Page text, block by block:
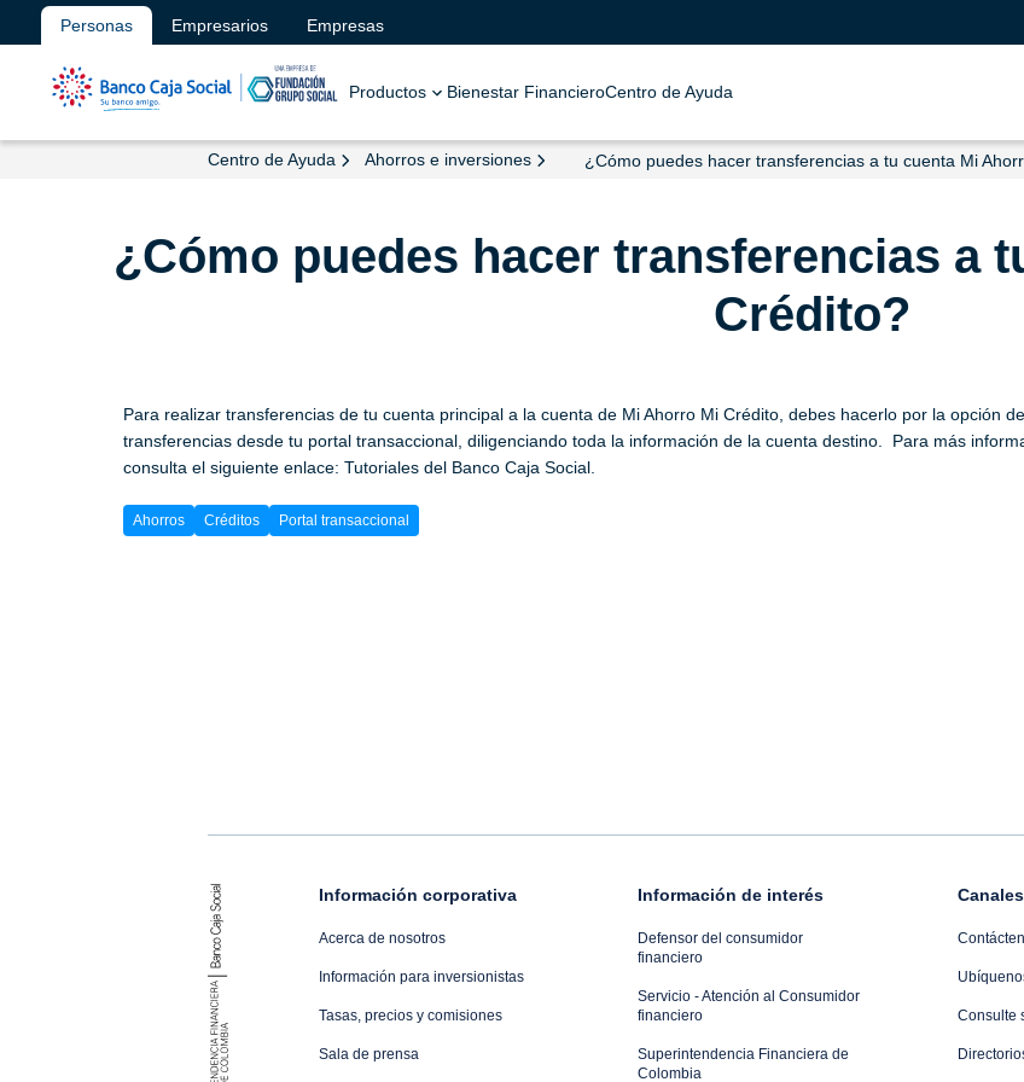
Personas Empresarios Empresas
Productos Bienestar FinancieroCentro de Ayuda
Centro de Ayuda Ahorros e inversiones ¿Cómo puedes hacer transferencias a tu cuenta Mi
¿Cómo puedes hacer transferencias a
Crédito?
Para realizar transferencias de tu cuenta principal a la cuenta de Mi Ahorro Mi Crédito, debes hacerlo por la opción
transferencias desde tu portal transaccional, diligenciando toda la información de la cuenta destino. Para más
consulta el siguiente enlace: Tutoriales del Banco Caja Social.
Ahorros Créditos Portal transaccional
Información corporativa
Acerca de nosotros
Información para inversionistas
Tasas, precios y comisiones
Sala de prensa
Información de interés
Defensor del consumidor
financiero
Servicio - Atención al Consumidor
financiero
Superintendencia Financiera de
Colombia
Canales
Consulte